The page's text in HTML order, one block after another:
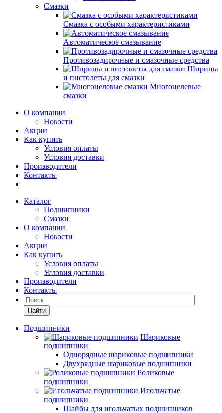
Смазки
Смазка с особыми характеристиками
Автоматическое смазывание
Противозадирочные и смазочные средства
Шприцы
и пистолеты для смазки
Многоцелевые
смазки
О компании
Новости
Акции
Как купить
Условия оплаты
Условия доставки
Производители
Контакты
Каталог
Подшипники
Смазки
О компании
Новости
Акции
Как купить
Условия оплаты
Условия доставки
Производители
Контакты
Найти
Подшипники
Шариковые
подшипники
Однорядные шариковые подшипники
Двухрядные шариковые подшипники
Роликовые
подшипники
Игольчатые
подшипники
Шайбы для игольчатых подшипников